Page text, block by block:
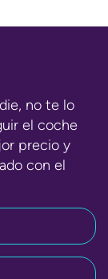
no te lo
el coche
precio y
con el